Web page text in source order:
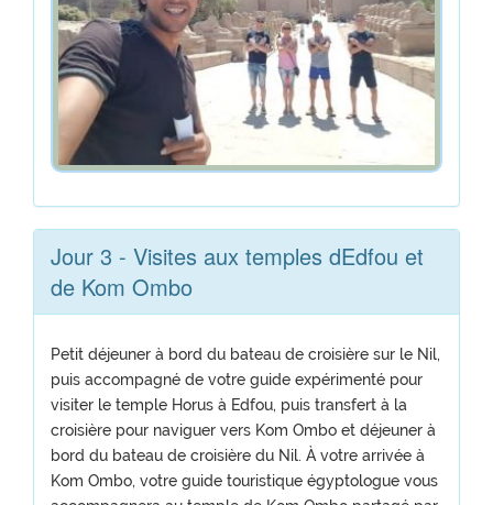
Jour 3 - Visites aux temples dEdfou et
de Kom Ombo
Petit déjeuner à bord du bateau de croisière sur le Nil,
puis accompagné de votre guide expérimenté pour
visiter le temple Horus à Edfou, puis transfert à la
croisière pour naviguer vers Kom Ombo et déjeuner à
bord du bateau de croisière du Nil. À votre arrivée à
Kom Ombo, votre guide touristique égyptologue vous